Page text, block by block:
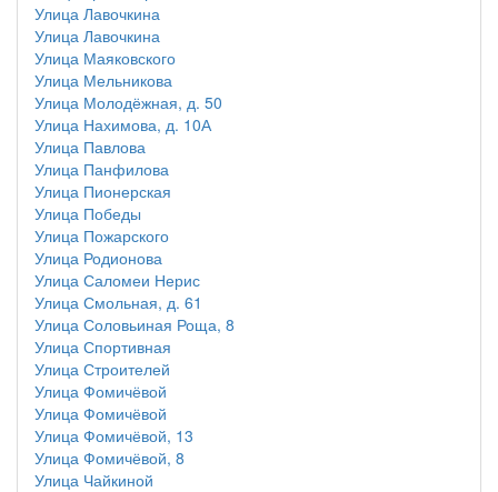
Улица Лавочкина
Улица Лавочкина
Улица Маяковского
Улица Мельникова
Улица Молодёжная, д. 50
Улица Нахимова, д. 10А
Улица Павлова
Улица Панфилова
Улица Пионерская
Улица Победы
Улица Пожарского
Улица Родионова
Улица Саломеи Нерис
Улица Смольная, д. 61
Улица Соловьиная Роща, 8
Улица Спортивная
Улица Строителей
Улица Фомичёвой
Улица Фомичёвой
Улица Фомичёвой, 13
Улица Фомичёвой, 8
Улица Чайкиной